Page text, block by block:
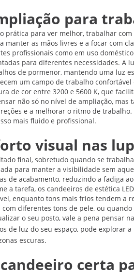
para
prática para ver melhor, trabalhar
as mãos livres e a focar com
profissionais como em uso
para diferentes necessidades.
de pormenor, mantendo uma luz
um campo de trabalho
de cor entre 3200 e 5600 K, que
não só no nível de ampliação,
e a melhorar o ritmo de
mais fluido e profissional.
visual nas
final, sobretudo quando se
para manter a visibilidade sem
de acabamento, reduzindo a fadiga
a tarefa, os candeeiros de estética
enquanto tons mais frios tendem
diferentes tons de pele, ou
o seu posto, vale a pena
de luz do seu espaço, pode explorar a
escuras.
certa